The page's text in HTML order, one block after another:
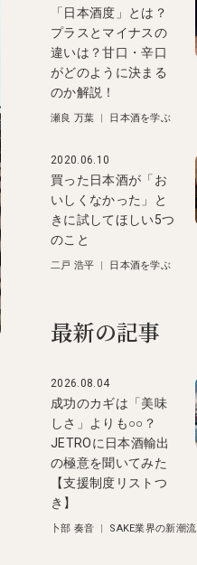
「日本酒度」とは？
プラスとマイナスの
違いは？甘口・辛口
がどのように決まる
のか解説！
瀬良 万葉 | 日本酒を学ぶ
2020.06.10
買った日本酒が「お
いしくなかった」と
きに試してほしい5つ
のこと
二戸 浩平 | 日本酒を学ぶ
最新の記事
2026.08.04
成功のカギは「美味
しさ」よりも○○？
JETROに日本酒輸出
の極意を聞いてみた
【支援制度リストつ
き】
卜部 奏音 | SAKE業界の新潮流